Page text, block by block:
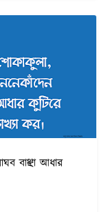
বাঞ্ছা আধার